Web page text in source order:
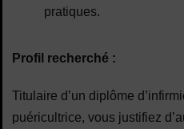
pratiques.
Profil recherché :
Titulaire d’un diplôme
puéricultrice, vous justifiez